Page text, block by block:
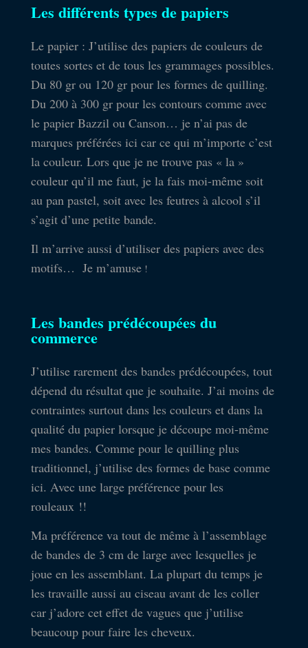
Les différents types de papiers
Le papier : J’utilise des papiers de couleurs de
toutes sortes et de tous les grammages possibles.
Du 80 gr ou 120 gr pour les formes de quilling.
Du 200 à 300 gr pour les contours comme avec
le papier Bazzil ou Canson… je n’ai pas de
marques préférées ici car ce qui m’importe c’est
la couleur. Lors que je ne trouve pas « la »
couleur qu’il me faut, je la fais moi-même soit
au pan pastel, soit avec les feutres à alcool s’il
s’agit d’une petite bande.
Il m’arrive aussi d’utiliser des papiers avec des
motifs… Je m’amuse!
Les bandes prédécoupées du
commerce
J’utilise rarement des bandes prédécoupées, tout
dépend du résultat que je souhaite. J’ai moins de
contraintes surtout dans les couleurs et dans la
qualité du papier lorsque je découpe moi-même
mes bandes. Comme pour le quilling plus
traditionnel, j’utilise des formes de base comme
ici. Avec une large préférence pour les
rouleaux !!
Ma préférence va tout de même à l’assemblage
de bandes de 3 cm de large avec lesquelles je
joue en les assemblant. La plupart du temps je
les travaille aussi au ciseau avant de les coller
car j’adore cet effet de vagues que j’utilise
beaucoup pour faire les cheveux.